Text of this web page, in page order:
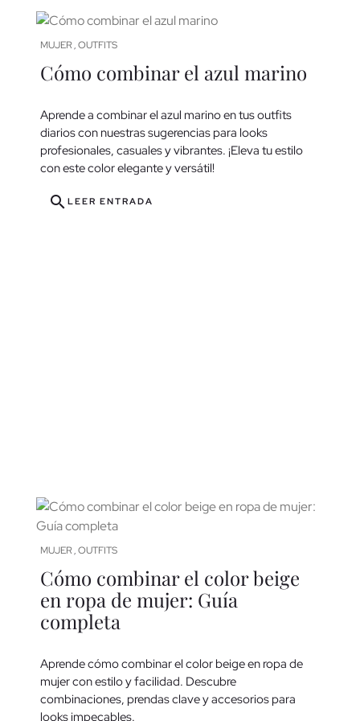
MUJER , OUTFITS
Cómo combinar el azul marino
Aprende a combinar el azul marino en tus outfits
diarios con nuestras sugerencias para looks
profesionales, casuales y vibrantes. ¡Eleva tu estilo
con este color elegante y versátil!
search LEER ENTRADA
MUJER , OUTFITS
Cómo combinar el color beige
en ropa de mujer: Guía
completa
Aprende cómo combinar el color beige en ropa de
mujer con estilo y facilidad. Descubre
combinaciones, prendas clave y accesorios para
looks impecables.